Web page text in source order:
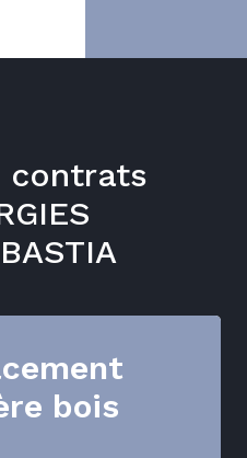
contrats
bois